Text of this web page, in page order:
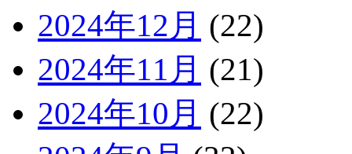
2024年12月 (22)
2024年11月 (21)
2024年10月 (22)